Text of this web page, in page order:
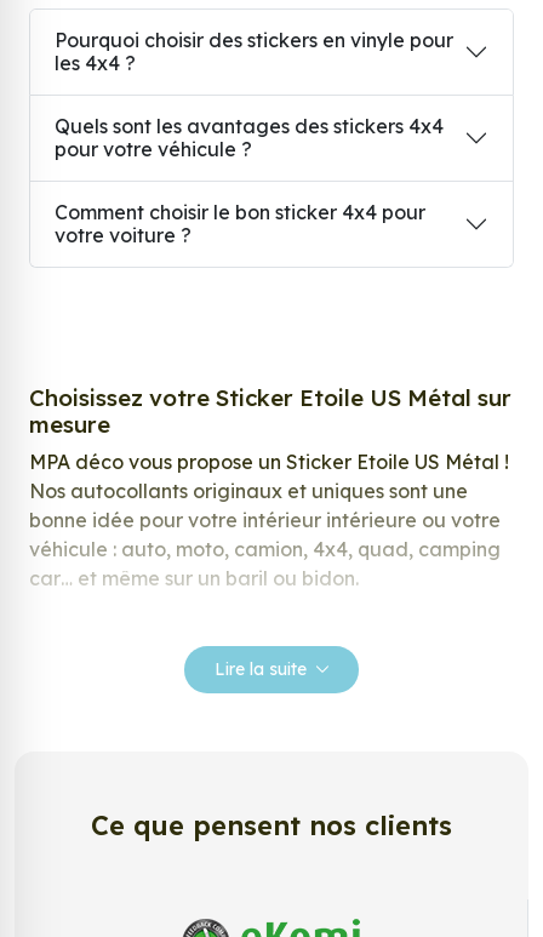
Pourquoi choisir des stickers en vinyle pour
les 4x4 ?
Quels sont les avantages des stickers 4x4
pour votre véhicule ?
Comment choisir le bon sticker 4x4 pour
votre voiture ?
Choisissez votre Sticker Etoile US Métal sur
mesure
MPA déco vous propose un Sticker Etoile US Métal !
Nos autocollants originaux et uniques sont une
bonne idée pour votre intérieur intérieure ou votre
véhicule : auto, moto, camion, 4x4, quad, camping
car… et même sur un baril ou bidon.
répondre à vos attentes, laissez vous inspirer parmi
notre large gamme de stickers.
solution ! Les stickers muraux Sticker Etoile US
populaires pour décorer votre intérieur ou votre
Lire la suite
Ce que pensent nos clients